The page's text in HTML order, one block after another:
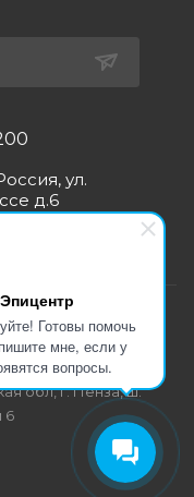
Эпицентр
Готовы помочь
мне, если у
вопросы.
ул.
д.6
ИНН 5835103358
обл, г. Пенза, ш.
6